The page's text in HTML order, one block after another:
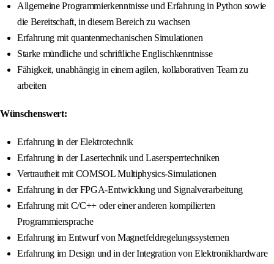
Allgemeine Programmierkenntnisse und Erfahrung in Python sowie
die Bereitschaft, in diesem Bereich zu wachsen
Erfahrung mit quantenmechanischen Simulationen
Starke mündliche und schriftliche Englischkenntnisse
Fähigkeit, unabhängig in einem agilen, kollaborativen Team zu
arbeiten
Wünschenswert:
Erfahrung in der Elektrotechnik
Erfahrung in der Lasertechnik und Lasersperrtechniken
Vertrautheit mit COMSOL Multiphysics-Simulationen
Erfahrung in der FPGA-Entwicklung und Signalverarbeitung
Erfahrung mit C/C++ oder einer anderen kompilierten
Programmiersprache
Erfahrung im Entwurf von Magnetfeldregelungssystemen
Erfahrung im Design und in der Integration von Elektronikhardware